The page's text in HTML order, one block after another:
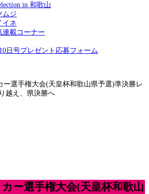
in 和歌山
ムジ
イネ
連載コーナー
日号プレゼント応募フォーム
ー選手権大会(天皇杯和歌山県予選)準決勝レ
越え、県決勝へ
カー選手権大会(天皇杯和歌山